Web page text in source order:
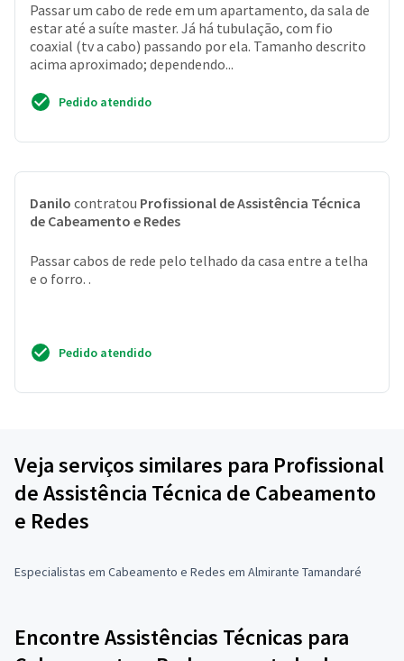
Passar um cabo de rede em um apartamento, da sala de
estar até a suíte master. Já há tubulação, com fio
coaxial (tv a cabo) passando por ela. Tamanho descrito
acima aproximado; dependendo...
Pedido atendido
Danilo contratou Profissional de Assistência Técnica
de Cabeamento e Redes
Passar cabos de rede pelo telhado da casa entre a telha
e o forro. .
Pedido atendido
Veja serviços similares para Profissional
de Assistência Técnica de Cabeamento
e Redes
Especialistas em Cabeamento e Redes em Almirante Tamandaré
Encontre Assistências Técnicas para